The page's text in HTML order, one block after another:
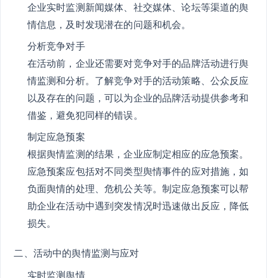
企业实时监测新闻媒体、社交媒体、论坛等渠道的舆
情信息，及时发现潜在的问题和机会。
分析竞争对手
在活动前，企业还需要对竞争对手的品牌活动进行舆
情监测和分析。了解竞争对手的活动策略、公众反应
以及存在的问题，可以为企业的品牌活动提供参考和
借鉴，避免犯同样的错误。
制定应急预案
根据舆情监测的结果，企业应制定相应的应急预案。
应急预案应包括对不同类型舆情事件的应对措施，如
负面舆情的处理、危机公关等。制定应急预案可以帮
助企业在活动中遇到突发情况时迅速做出反应，降低
损失。
二、活动中的舆情监测与应对
实时监测舆情